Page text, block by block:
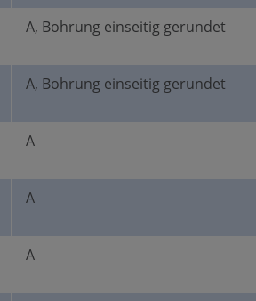
A, Bohrung einseitig gerundet
A, Bohrung einseitig gerundet
A
A
A